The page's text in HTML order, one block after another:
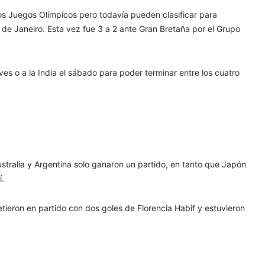
Juegos Olímpicos pero todavía pueden clasificar para
Janeiro. Esta vez fue 3 a 2 ante Gran Bretaña por el Grupo
o a la India el sábado para poder terminar entre los cuatro
y Argentina solo ganaron un partido, en tanto que Japón
en partido con dos goles de Florencia Habif y estuvieron